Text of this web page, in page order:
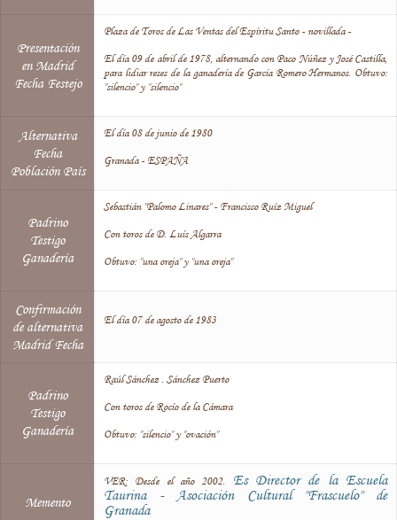
Presentación
en Madrid
Fecha Festejo
Plaza de Toros de Las Ventas del Espíritu Santo - novillada -
El día 09 de abril de 1978, alternando con Paco Núñez y José Castilla,
para lidiar reses de la ganadería de García Romero Hermanos. Obtuvo:
"silencio" y "silencio"
Alternativa
Fecha
Población País
El día 08 de junio de 1980
Granada - ESPAÑA
Padrino
Testigo
Ganadería
Sebastián "Palomo Linares" - Francisco Ruíz Miguel
Con toros de D. Luís Algarra
Obtuvo: "una oreja" y "una oreja"
Confirmación
de alternativa
Madrid Fecha
El día 07 de agosto de 1983
Padrino
Testigo
Ganadería
Raúl Sánchez . Sánchez Puerto
Con toros de Rocío de la Cámara
Obtuvo: "silencio" y "ovación"
Memento
VER: Desde el año 2002. Es Director de la Escuela
Taurina - Asociación Cultural "Frascuelo" de
Granada